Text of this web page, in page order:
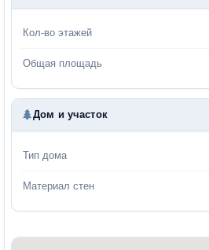
Кол-во этажей
Общая площадь
Дом и участок
Тип дома
Материал стен